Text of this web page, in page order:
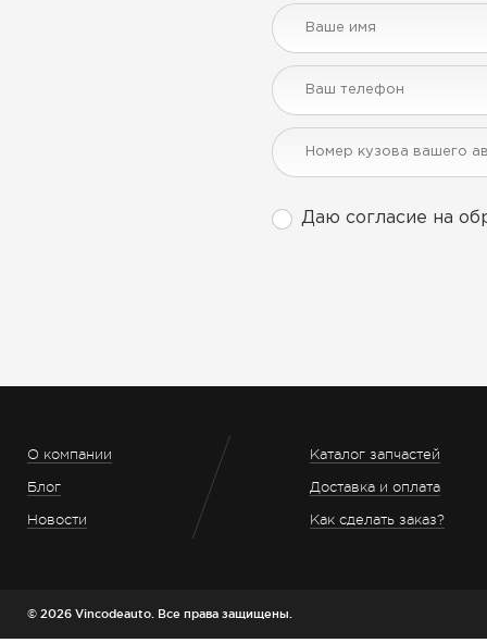
Даю согласие на
О компании
Блог
Новости
Каталог запчастей
Доставка и оплата
Как сделать заказ?
© 2026 Vincodeauto. Все права защищены.